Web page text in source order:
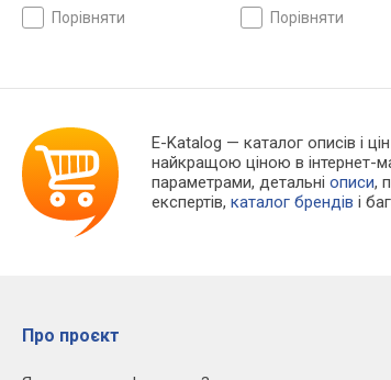
робота до 8 год
порівняти
робота до 6.5 год
порівняти
E-Katalog — каталог описів і
найкращою ціною в інтернет-
параметрами, детальніописи,
експертів,каталог брендів і
Про проєкт